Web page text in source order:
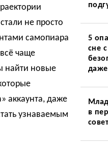
не просто
самопиара
чаще
найти новые
аккаунта, даже
узнаваемым
5
сне
в